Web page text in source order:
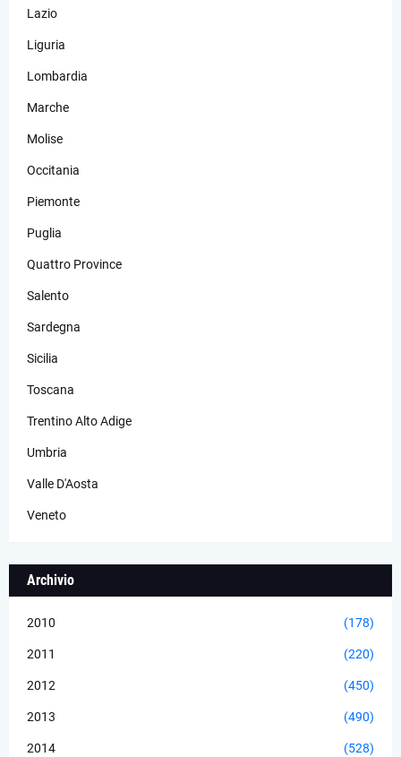
Lazio
Liguria
Lombardia
Marche
Molise
Occitania
Piemonte
Puglia
Quattro Province
Salento
Sardegna
Sicilia
Toscana
Trentino Alto Adige
Umbria
Valle D'Aosta
Veneto
Archivio
2010 (178)
2011 (220)
2012 (450)
2013 (490)
2014 (528)